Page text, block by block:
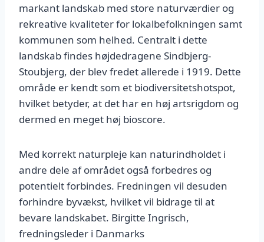
markant landskab med store naturværdier og
rekreative kvaliteter for lokalbefolkningen samt
kommunen som helhed. Centralt i dette
landskab findes højdedragene Sindbjerg-
Stoubjerg, der blev fredet allerede i 1919. Dette
område er kendt som et biodiversitetshotspot,
hvilket betyder, at det har en høj artsrigdom og
dermed en meget høj bioscore.
Med korrekt naturpleje kan naturindholdet i
andre dele af området også forbedres og
potentielt forbindes. Fredningen vil desuden
forhindre byvækst, hvilket vil bidrage til at
bevare landskabet. Birgitte Ingrisch,
fredningsleder i Danmarks